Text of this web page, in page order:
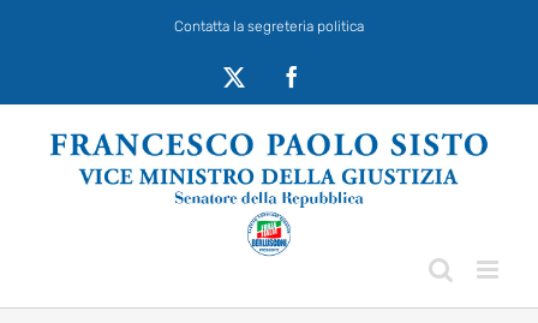
Contatta la segreteria politica